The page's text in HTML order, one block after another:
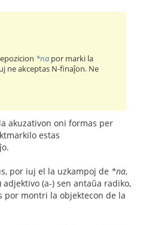
*na por marki la
ne akceptas N-finaĵon. Ne
akuzativon oni formas per
estas
por iuj el la uzkampoj de *na,
adjektivo (a-) sen antaŭa radiko,
por montri la objektecon de la